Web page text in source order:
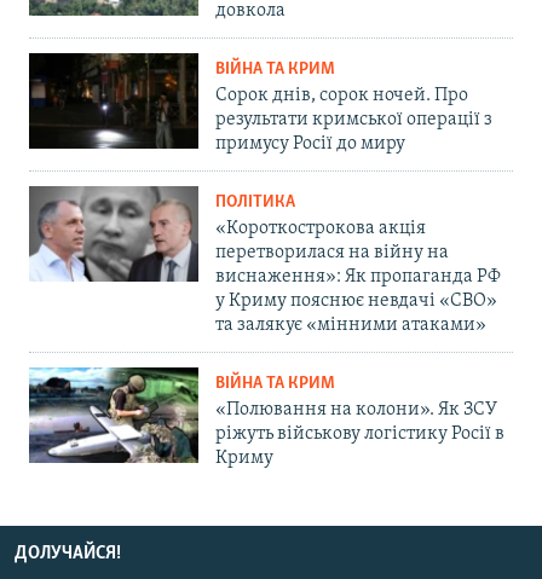
довкола
ВІЙНА ТА КРИМ
Сорок днів, сорок ночей. Про
результати кримської операції з
примусу Росії до миру
ПОЛІТИКА
«Короткострокова акція
перетворилася на війну на
виснаження»: Як пропаганда РФ
у Криму пояснює невдачі «СВО»
та залякує «мінними атаками»
ВІЙНА ТА КРИМ
«Полювання на колони». Як ЗСУ
ріжуть військову логістику Росії в
Криму
ДОЛУЧАЙСЯ!